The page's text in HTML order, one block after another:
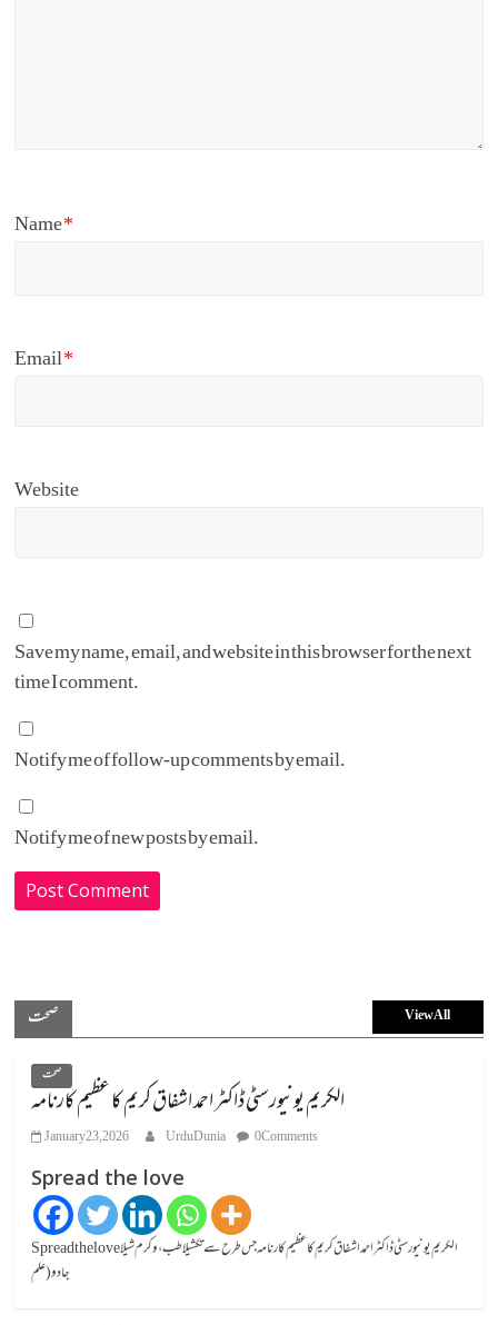
Name*
Email*
Website
Save my name, email, and website in this browser for the next
time I comment.
Notify me of follow-up comments by email.
Notify me of new posts by email.
صحت View All
صحت
الکریم یونیورسٹی ڈاکٹر احمد اشفاق کریم کا عظیم کارنامہ
January 23, 2026 UrduDunia 0 Comments
Spread the love
Spread the loveالکریم یونیورسٹی ڈاکٹر احمد اشفاق کریم کا عظیم کارنامہ جس طرح سے تکشیلا طب، وکرم شیلا
جادو (علم